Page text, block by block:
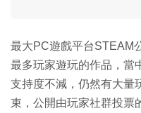
最大PC遊戲平台STEAM
最多玩家遊玩的作品，當
支持度不減，仍然有大量
束，公開由玩家社群投票